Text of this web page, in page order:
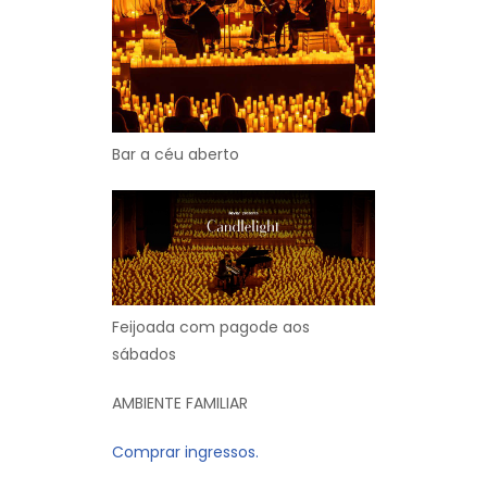
Bar a céu aberto
Feijoada com pagode aos
sábados
AMBIENTE FAMILIAR
Comprar ingressos.